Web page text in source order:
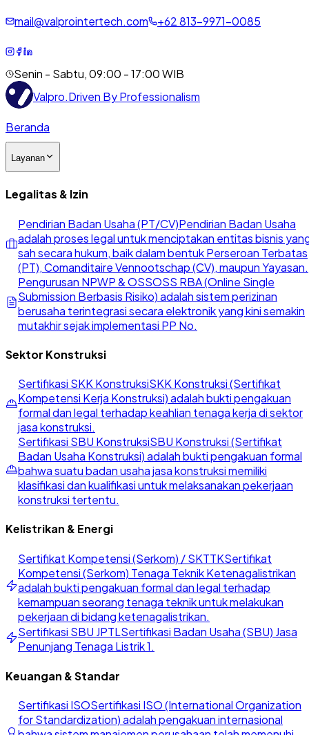
mail@valprointertech.com +62813-9971-0085
Senin - Sabtu, 09:00 - 17:00 WIB
Valpro.Driven By Professionalism
Beranda
Layanan
Legalitas & Izin
Pendirian Badan Usaha (PT/CV)Pendirian Badan Usaha
adalah proses legal untuk menciptakan entitas bisnis
sah secara hukum, baik dalam bentuk Perseroan Terbatas
(PT), Comanditaire Vennootschap (CV), maupun Yayasan.
Pengurusan NPWP & OSSOSS RBA (Online Single
Submission Berbasis Risiko) adalah sistem perizinan
berusaha terintegrasi secara elektronik yang kini semakin
mutakhir sejak implementasi PP No.
Sektor Konstruksi
Sertifikasi SKK KonstruksiSKK Konstruksi (Sertifikat
Kompetensi Kerja Konstruksi) adalah bukti pengakuan
formal dan legal terhadap keahlian tenaga kerja di sektor
jasa konstruksi.
Sertifikasi SBU KonstruksiSBU Konstruksi (Sertifikat
Badan Usaha Konstruksi) adalah bukti pengakuan formal
bahwa suatu badan usaha jasa konstruksi memiliki
klasifikasi dan kualifikasi untuk melaksanakan pekerjaan
konstruksi tertentu.
Kelistrikan & Energi
Sertifikat Kompetensi (Serkom) / SKTTKSertifikat
Kompetensi (Serkom) Tenaga Teknik Ketenagalistrikan
adalah bukti pengakuan formal dan legal terhadap
kemampuan seorang tenaga teknik untuk melakukan
pekerjaan di bidang ketenagalistrikan.
Sertifikasi SBU JPTLSertifikasi Badan Usaha (SBU) Jasa
Penunjang Tenaga Listrik 1.
Keuangan & Standar
Sertifikasi ISOSertifikasi ISO (International Organization
for Standardization) adalah pengakuan internasional